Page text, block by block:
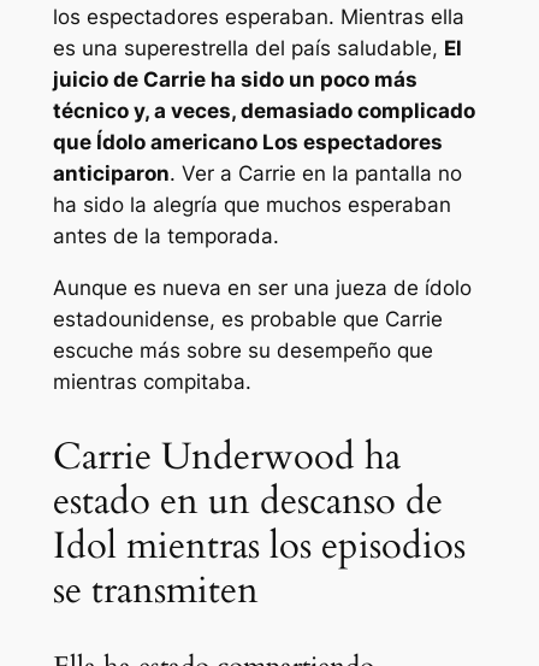
los espectadores esperaban. Mientras ella
es una superestrella del país saludable, El
juicio de Carrie ha sido un poco más
técnico y, a veces, demasiado complicado
que Ídolo americano Los espectadores
anticiparon. Ver a Carrie en la pantalla no
ha sido la alegría que muchos esperaban
antes de la temporada.
Aunque es nueva en ser una jueza de ídolo
estadounidense, es probable que Carrie
escuche más sobre su desempeño que
mientras compitaba.
Carrie Underwood ha
estado en un descanso de
Idol mientras los episodios
se transmiten